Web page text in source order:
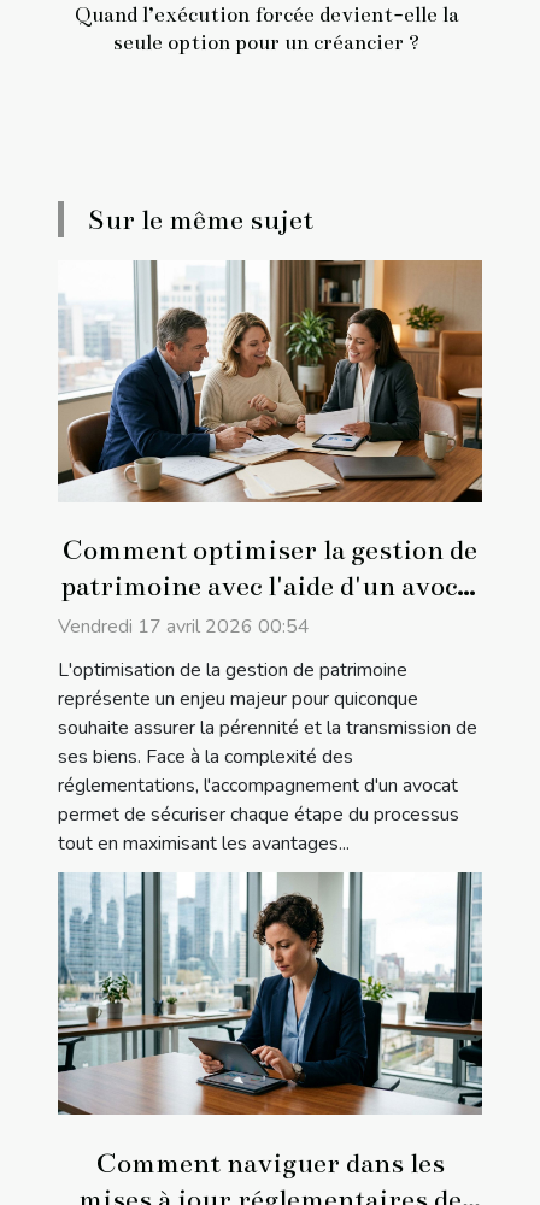
Quand l’exécution forcée devient-elle la
seule option pour un créancier ?
Sur le même sujet
Comment optimiser la gestion de
patrimoine avec l'aide d'un avocat
?
Vendredi 17 avril 2026 00:54
L'optimisation de la gestion de patrimoine
représente un enjeu majeur pour quiconque
souhaite assurer la pérennité et la transmission de
ses biens. Face à la complexité des
réglementations, l'accompagnement d'un avocat
permet de sécuriser chaque étape du processus
tout en maximisant les avantages...
Comment naviguer dans les